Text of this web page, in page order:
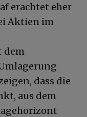
erachtet eher
Aktien im
dem
dass die
aus dem